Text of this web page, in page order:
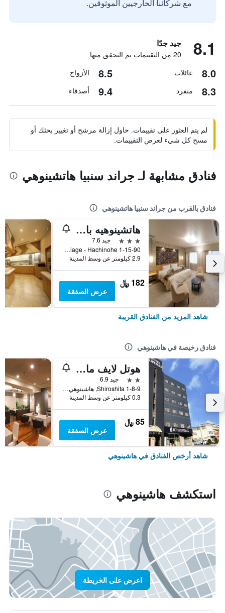
مع شركائنا الخارجيين الموثوقين.
8.1 جيد جدًا
20 من التقييمات تم التحقق منها
8.0 عائلات 8.5 الأزواج
8.3 منفرد 9.4 أصدقاء
لم يتم العثور على تقييمات. حاول إزالة مرشح أو تغيير بحثك أو
مسح كل شيء لعرض التقييمات.
فنادق مشابهة لـ جراند سنبيا هاتشينوهي
فنادق بالقرب من جراند سنبيا هاتشينوهي
هاتشينوهيه بارك هوتل
3 نجوم
جيد 7.6
1-15-90 Fukiage - Hachinohe, هاشينوهي, اليابان
2.9 كيلومتر عن وسط المدينة
182 ﷼
عرض الصفقة
شاهد المزيد من الفنادق القريبة
فنادق رخيصة في هاشينوهي
هوتل لايف ماكس هونهاتشينوي إيكيماي
2 نجمتين
جيد 6.9
Shiroshita 1-8-9, هاشينوهي, اليابان
0.3 كيلومتر عن وسط المدينة
85 ﷼
عرض الصفقة
شاهد أرخص الفنادق في هاشينوهي
استكشف هاشينوهي
اعرض على الخريطة